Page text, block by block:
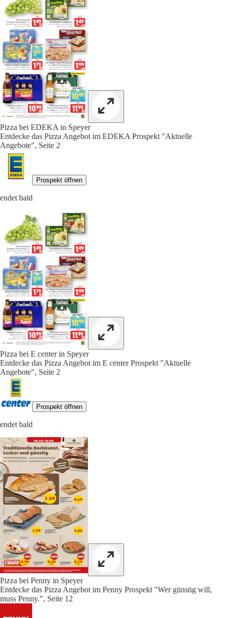
Pizza bei EDEKA in Speyer
Entdecke das Pizza Angebot im EDEKA Prospekt "Aktuelle
Angebote", Seite 2
Prospekt öffnen
endet bald
Pizza bei E center in Speyer
Entdecke das Pizza Angebot im E center Prospekt "Aktuelle
Angebote", Seite 2
Prospekt öffnen
endet bald
Pizza bei Penny in Speyer
Entdecke das Pizza Angebot im Penny Prospekt "Wer günstig will,
muss Penny.", Seite 12